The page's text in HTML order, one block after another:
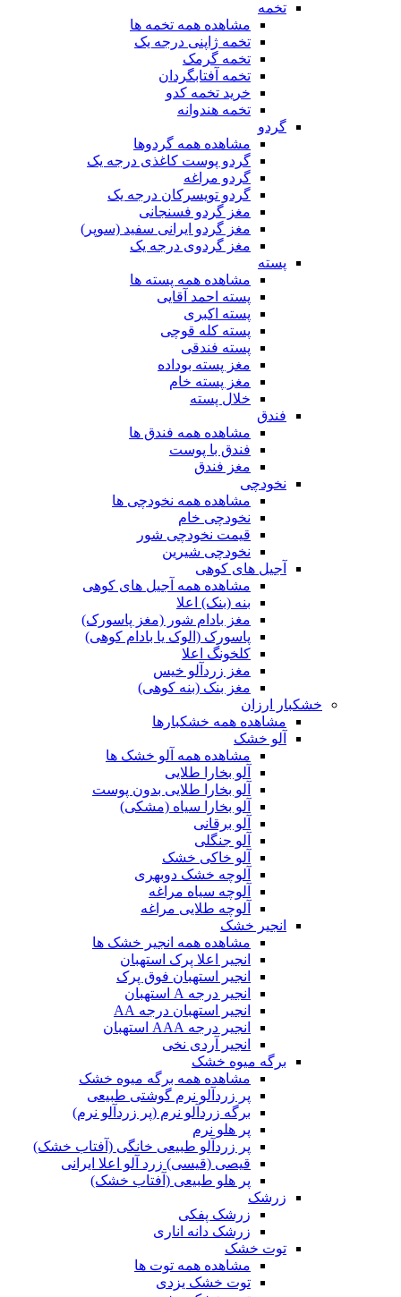
تخمه
مشاهده همه تخمه ها
تخمه ژاپنی درجه یک
تخمه گرمک
تخمه آفتابگردان
خرید تخمه کدو
تخمه هندوانه
گردو
مشاهده همه گردوها
گردو پوست کاغذی درجه یک
گردو مراغه
گردو تویسرکان درجه یک
مغز گردو فسنجانی
مغز گردو ایرانی سفید (سوپر)
مغز گردوی درجه یک
پسته
مشاهده همه پسته ها
پسته احمد آقایی
پسته اکبری
پسته کله قوچی
پسته فندقی
مغز پسته بوداده
مغز پسته خام
خلال پسته
فندق
مشاهده همه فندق ها
فندق با پوست
مغز فندق
نخودچی
مشاهده همه نخودچی ها
نخودچی خام
قیمت نخودچی شور
نخودچی شیرین
آجیل های کوهی
مشاهده همه آجیل های کوهی
بنه (بنک) اعلا
مغز بادام شور (مغز پاسورک)
پاسورک (الوک یا بادام کوهی)
کلخونگ اعلا
مغز زردآلو خیس
مغز بنک (بنه کوهی)
خشکبار ارزان
مشاهده همه خشکبارها
آلو خشک
مشاهده همه آلو خشک ها
آلو بخارا طلایی
آلو بخارا طلایی بدون پوست
آلو بخارا سیاه (مشکی)
آلو برقانی
آلو جنگلی
آلو خاکی خشک
آلوچه خشک دوبهری
آلوچه سیاه مراغه
آلوچه طلایی مراغه
انجیر خشک
مشاهده همه انجیر خشک ها
انجیر اعلا پرک استهبان
انجیر استهبان فوق پرک
انجیر درجه A استهبان
انجیر استهبان درجه AA
انجیر درجه AAA استهبان
انجیر آردی نخی
برگه میوه خشک
مشاهده همه برگه میوه خشک
پر زردآلو نرم گوشتی طبیعی
برگه زردآلو نرم (پر زردآلو نرم)
پر هلو نرم
پر زردآلو طبیعی خانگی (آفتاب خشک)
قیصی (قیسی) زرد آلو اعلا ایرانی
پر هلو طبیعی (آفتاب خشک)
زرشک
زرشک پفکی
زرشک دانه اناری
توت خشک
مشاهده همه توت ها
توت خشک یزدی